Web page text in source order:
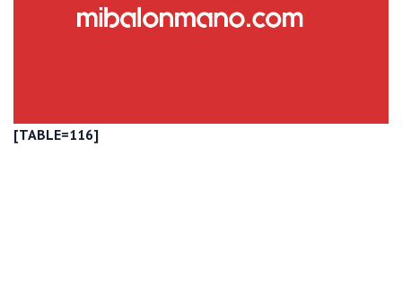
[TABLE=116]